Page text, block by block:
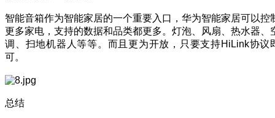
智能音箱作为智能家居的一个重要入口，华为智能家居可以控
更多家电，支持的数据和品类都更多。灯泡、风扇、热水器、
调、扫地机器人等等。而且更为开放，只要支持HiLink协议
可。
总结